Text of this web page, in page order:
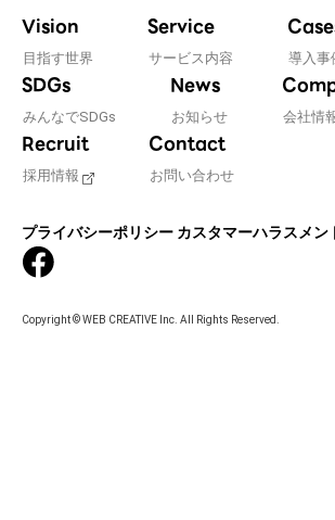
Vision
目指す世界
Service
サービス内容 導入事
SDGs
みんなでSDGs
News
お知らせ 会社情
Recruit
採用情報
Contact
お問い合わせ
プライバシーポリシー カスタマーハラスメン
Copyright © WEB CREATIVE Inc. All Rights Reserved.